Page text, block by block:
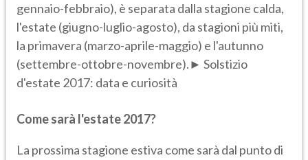
gennaio-febbraio), è separata dalla stagione calda,
l'estate (giugno-luglio-agosto), da stagioni più miti,
la primavera (marzo-aprile-maggio) e l'autunno
(settembre-ottobre-novembre).► Solstizio
d'estate 2017: data e curiosità
Come sarà l'estate 2017?
La prossima stagione estiva come sarà dal punto di